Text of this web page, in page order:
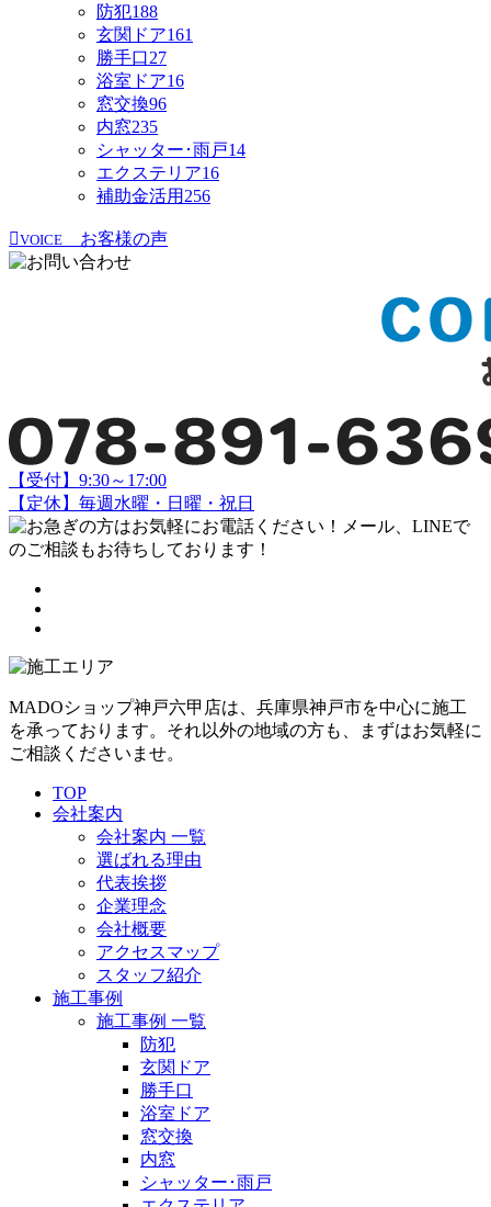
防犯188
玄関ドア161
勝手口27
浴室ドア16
窓交換96
内窓235
シャッター･雨戸14
エクステリア16
補助金活用 256
VOICE お客様の声
【受付】9:30～17:00
【定休】毎週水曜・日曜・祝日
MADOショップ神戸六甲店は、兵庫県神戸市を中心に施工
を承っております。それ以外の地域の方も、まずはお気軽に
ご相談くださいませ。
TOP
会社案内
会社案内 一覧
選ばれる理由
代表挨拶
企業理念
会社概要
アクセスマップ
スタッフ紹介
施工事例
施工事例 一覧
防犯
玄関ドア
勝手口
浴室ドア
窓交換
内窓
シャッター･雨戸